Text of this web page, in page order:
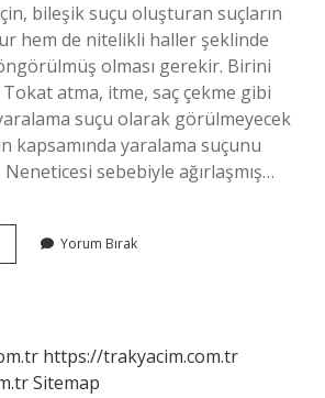
bileşik suçu oluşturan suçların
hem de nitelikli haller şeklinde
olması gerekir. Birini
atma, itme, saç çekme gibi
suçu olarak görülmeyecek
kapsamında yaralama suçunu
sebebiyle ağırlaşmış…
AğırlaştırıcıYorum Bırak
https://trakyacim.com.tr
Sitemap